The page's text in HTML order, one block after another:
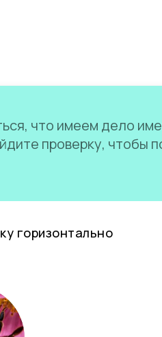
что имеем дело
проверку, чтобы
горизонтально